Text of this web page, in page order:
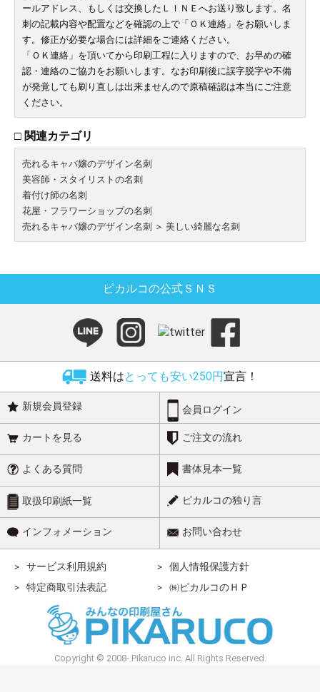
ールアドレス、もしくは交換したＬＩＮＥへお送り致します。名
刺の記載内容や配置などを確認の上で「ＯＫ連絡」をお願いしま
す。修正が必要な場合には詳細をご連絡ください。
「ＯＫ連絡」を頂いてから印刷工程に入りますので、お早めの確
認・連絡のご協力をお願いします。なお印刷後に誤字脱字や不備
が発覚しても刷り直しは出来ませんので原稿確認は本当にご注意
ください。
□ 関連カテゴリ
売れるキャバ嬢のデザイン名刺
美容師・スタイリストの名刺
着付け師の名刺
花屋・フラワーショップの名刺
売れるキャバ嬢のデザイン名刺 ＞ 美しい綺麗な名刺
ピカルコの公式ＳＮＳ
送料はとっても安い250円宣言！
新規会員登録 会員ログイン
カートを見る ご注文の流れ
よくある質問 書体見本一覧
取扱印刷紙一覧 ピカルコの独り言
インフォメーション お問い合わせ
サービス利用規約
個人情報保護方針
特定商取引法表記
㈱ピカルコのＨＰ
Copyright © 2008- Pikaruco inc. All Rights Reserved.